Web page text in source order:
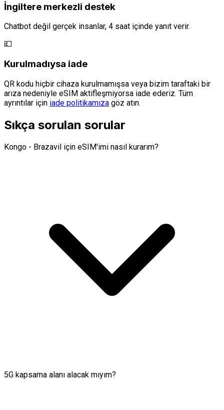
İngiltere merkezli destek
Chatbot değil gerçek insanlar, 4 saat içinde yanıt verir.
💷
Kurulmadıysa iade
QR kodu hiçbir cihaza kurulmamışsa veya bizim taraftaki bir
arıza nedeniyle eSIM aktifleşmiyorsa iade ederiz. Tüm
ayrıntılar için iade politikamıza göz atın.
Sıkça sorulan sorular
Kongo - Brazavil için eSIM'imi nasıl kurarım?
5G kapsama alanı alacak mıyım?